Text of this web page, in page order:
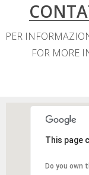
PER
FOR MORE
This page
Do you own